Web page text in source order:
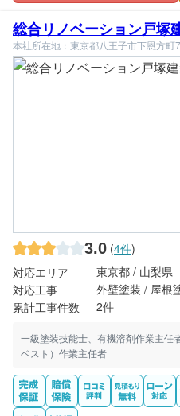
総合リノベーション戸塚
本社所在地：東京都八王子市下恩方町
3.0 (4件)
対応エリア
東京都 / 山梨県
対応工事
外壁塗装 / 屋根
累計工事件数
2件
一級塗装技能士、有機溶剤作業主任
ベスト）作業主任者